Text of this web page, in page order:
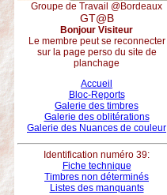
Groupe de Travail @Bordeaux
GT@B
Bonjour Visiteur
Le membre peut se reconnecter
sur la page perso du site de
planchage
Accueil
Bloc-Reports
Galerie des timbres
Galerie des oblitérations
Galerie des Nuances de couleur
Identification numéro 39:
Fiche technique
Timbres non déterminés
Listes des manquants